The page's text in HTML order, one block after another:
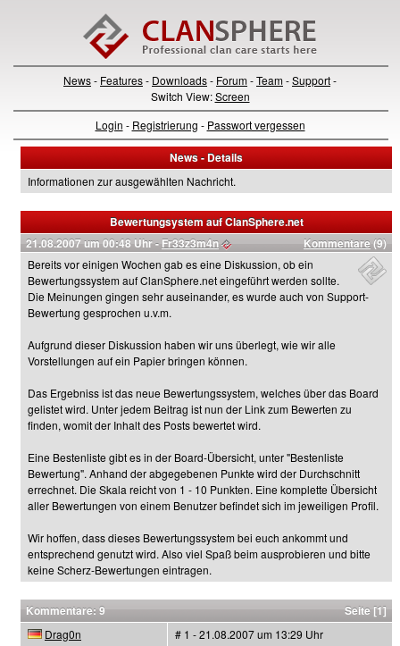
News- Features- Downloads- Forum-Team-Support-
Switch View:Screen
Login - Registrierung - Passwort vergessen
News - Details
Informationen zur ausgewählten Nachricht.
Bewertungsystem auf ClanSphere.net
21.08.2007 um 00:48 Uhr - Fr33z3m4n Kommentare (9)
Bereits vor einigen Wochen gab es eine Diskussion, ob ein
Bewertungssystem auf ClanSphere.net eingeführt werden sollte.
Die Meinungen gingen sehr auseinander, es wurde auch von Support-
Bewertung gesprochen u.v.m.
Aufgrund dieser Diskussion haben wir uns überlegt, wie wir alle
Vorstellungen auf ein Papier bringen können.
Das Ergebniss ist das neue Bewertungssystem, welches über das Board
gelistet wird. Unter jedem Beitrag ist nun der Link zum Bewerten zu
finden, womit der Inhalt des Posts bewertet wird.
Eine Bestenliste gibt es in der Board-Übersicht, unter "Bestenliste
Bewertung". Anhand der abgegebenen Punkte wird der Durchschnitt
errechnet. Die Skala reicht von 1 - 10 Punkten. Eine komplette Übersicht
aller Bewertungen von einem Benutzer befindet sich im jeweiligen Profil.
Wir hoffen, dass dieses Bewertungssystem bei euch ankommt und
entsprechend genutzt wird. Also viel Spaß beim ausprobieren und bitte
keine Scherz-Bewertungen eintragen.
Kommentare: 9 Seite [1]
Drag0n # 1 - 21.08.2007 um 13:29 Uhr